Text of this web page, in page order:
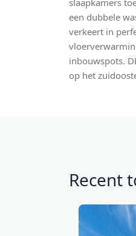
slaapkamers
een dubbele
verkeert in
inbouwspots.
op het
Recent